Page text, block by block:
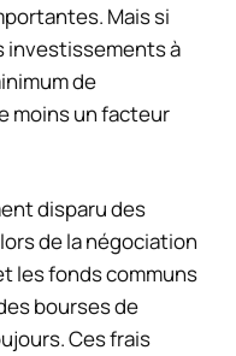
Mais si
investissements à
de
moins un facteur
disparu des
de la négociation
les fonds communs
bourses de
Ces frais